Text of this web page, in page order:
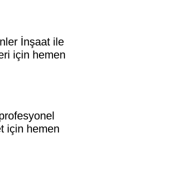
İnşaat ile
için hemen
için hemen